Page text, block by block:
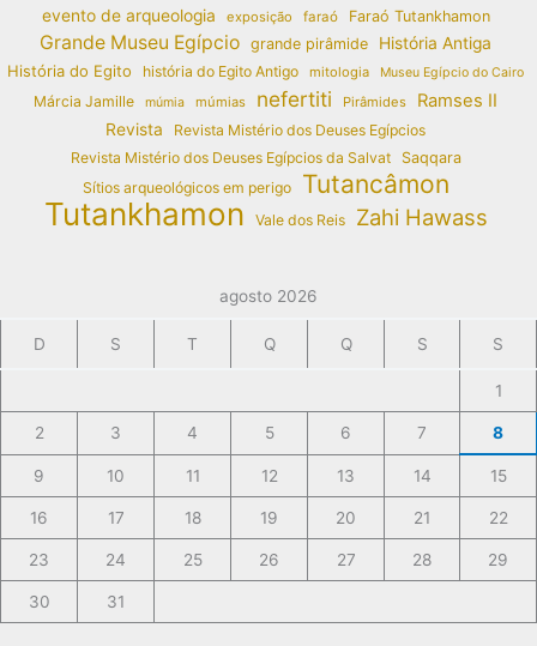
evento de arqueologia exposição faraó Faraó Tutankhamon
Grande Museu Egípcio grande pirâmide
História Antiga
História do Egito
história do Egito Antigo mitologia Museu Egípcio do Cairo
Márcia Jamille múmia múmias nefertiti Pirâmides Ramses II
Revista
Revista Mistério dos Deuses Egípcios
Revista Mistério dos Deuses Egípcios da Salvat
Saqqara
Sítios arqueológicos em perigo
Tutancâmon
Tutankhamon Vale dos Reis Zahi Hawass
agosto 2026
D S T Q Q S S
1
2 3 4 5 6 7 8
9 10 11 12 13 14 15
16 17 18 19 20 21 22
23 24 25 26 27 28 29
30 31